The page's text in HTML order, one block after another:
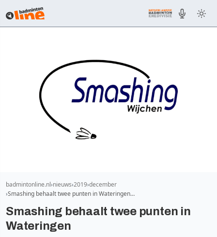
badmintonline.nl nieuws 2019 december
Smashing behaalt twee punten in Wateringen…
Smashing behaalt twee punten in
Wateringen